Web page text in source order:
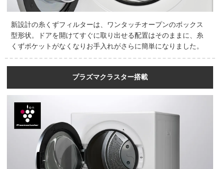
新設計の糸くずフィルターは、ワンタッチオープンのボックス
型形状。ドアを開けてすぐに取り出せる配置はそのままに、糸
くずポケットがなくなりお手入れがさらに簡単になりました。
プラズマクラスター搭載